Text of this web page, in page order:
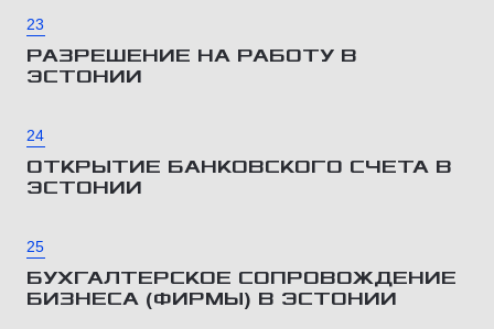
23
РАЗРЕШЕНИЕ НА РАБОТУ В
ЭСТОНИИ
24
ОТКРЫТИЕ БАНКОВСКОГО СЧЕТА В
ЭСТОНИИ
25
БУХГАЛТЕРСКОЕ СОПРОВОЖДЕНИЕ
БИЗНЕСА (ФИРМЫ) В ЭСТОНИИ